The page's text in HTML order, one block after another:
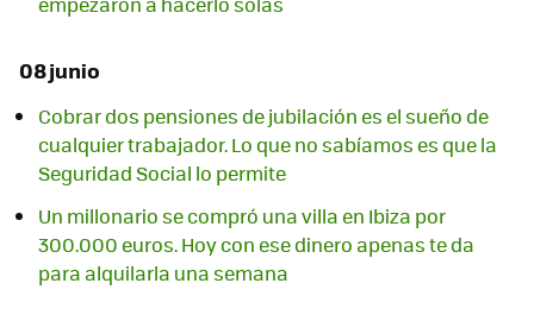
08 junio
Cobrar dos pensiones de jubilación es el sueño de
cualquier trabajador. Lo que no sabíamos es que la
Seguridad Social lo permite
Un millonario se compró una villa en Ibiza por
300.000 euros. Hoy con ese dinero apenas te da
para alquilarla una semana